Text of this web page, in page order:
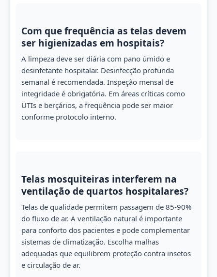
Com que frequência as telas devem
ser higienizadas em hospitais?
A limpeza deve ser diária com pano úmido e
desinfetante hospitalar. Desinfecção profunda
semanal é recomendada. Inspeção mensal de
integridade é obrigatória. Em áreas críticas como
UTIs e berçários, a frequência pode ser maior
conforme protocolo interno.
Telas mosquiteiras interferem na
ventilação de quartos hospitalares?
Telas de qualidade permitem passagem de 85-90%
do fluxo de ar. A ventilação natural é importante
para conforto dos pacientes e pode complementar
sistemas de climatização. Escolha malhas
adequadas que equilibrem proteção contra insetos
e circulação de ar.